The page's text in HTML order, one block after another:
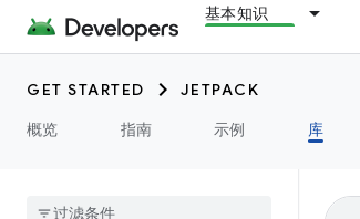
基本知识
GET STARTED
JETPACK
概览
指南 示例 库
androidx.camera.media3
androidx.car
androidx.car.app
androidx.collection